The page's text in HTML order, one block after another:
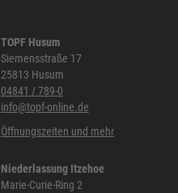
TOPF Husum
Siemensstraße 17
25813 Husum
04841 / 789-0
info@topf-online.de
Öffnungszeiten und mehr
Niederlassung Itzehoe
Marie-Curie-Ring 2